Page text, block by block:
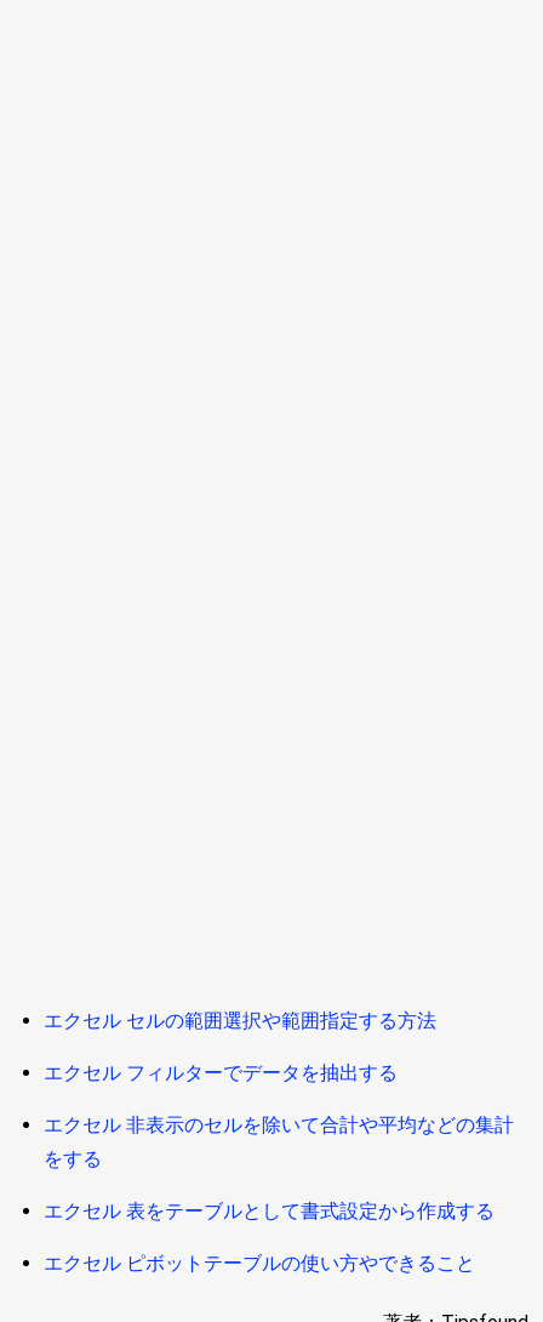
エクセル セルの範囲選択や範囲指定する方法
エクセル フィルターでデータを抽出する
エクセル 非表示のセルを除いて合計や平均などの集計
をする
エクセル 表をテーブルとして書式設定から作成する
エクセル ピボットテーブルの使い方やできること